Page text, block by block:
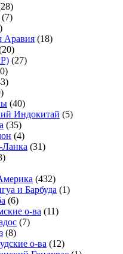
(7)
Аравия (18)
(27)
(40)
Индокитай (5)
(35)
(4)
(31)
(432)
и Барбуда (1)
(6)
о-ва (11)
(7)
(8)
о-ва (12)